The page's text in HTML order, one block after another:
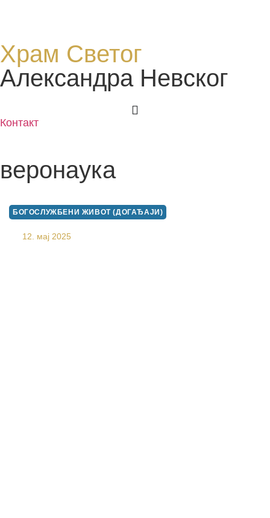
Храм Светог
Александра Невског
Контакт
веронаука
БОГОСЛУЖБЕНИ ЖИВОТ (ДОГАЂАЈИ)
12. мај 2025